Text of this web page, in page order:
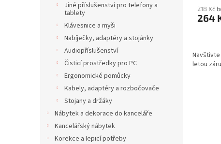
Jiné příslušenství pro telefony a
tablety
Klávesnice a myši
Nabíječky, adaptéry a stojánky
Audiopříslušenství
Čisticí prostředky pro PC
Ergonomické pomůcky
Kabely, adaptéry a rozbočovače
Stojany a držáky
Nábytek a dekorace do kanceláře
Kancelářský nábytek
Korekce a lepicí potřeby
218 Kč
264
letou